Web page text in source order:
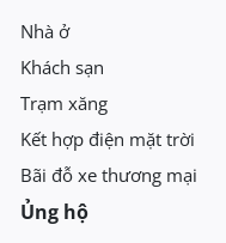
Nhà ở
Khách sạn
Trạm xăng
Kết hợp điện mặt trời
Bãi đỗ xe thương mại
Ủng hộ